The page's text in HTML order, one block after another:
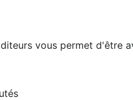
vous permet d'être